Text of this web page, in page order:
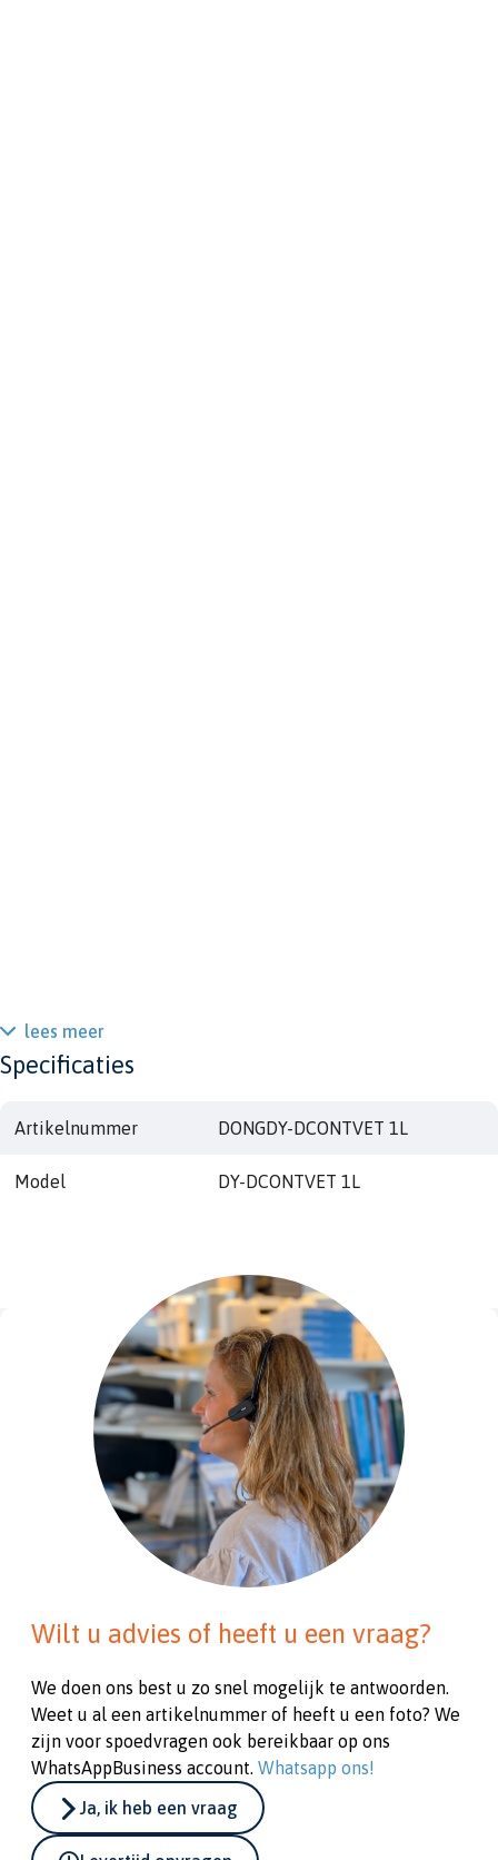
lees meer
Specificaties
Artikelnummer DONGDY-DCONTVET 1L
Model DY-DCONTVET 1L
Wilt u advies of heeft u een vraag?
We doen ons best u zo snel mogelijk te antwoorden.
Weet u al een artikelnummer of heeft u een foto? We
zijn voor spoedvragen ook bereikbaar op ons
WhatsAppBusiness account. Whatsapp ons!
Ja, ik heb een vraag